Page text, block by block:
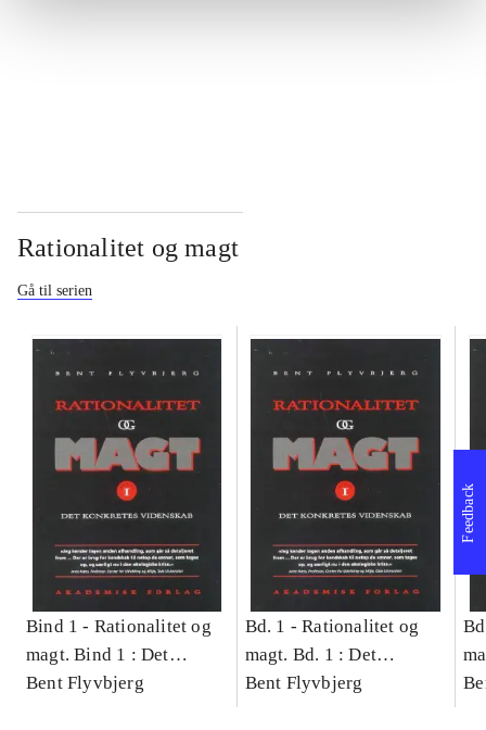
Rationalitet og magt
Gå til serien
Bind 1 - Rationalitet og
magt. Bind 1 : Det
konkretes videnskab
Bent Flyvbjerg
Bd. 1 -Rationalitet og
magt. Bd. 1 : Det
konkretes videnskab
Bent Flyvbjerg
Feedback